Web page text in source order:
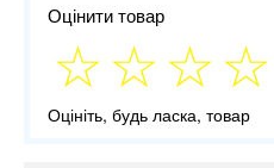
Оцінити товар
Оцініть, будь ласка, товар